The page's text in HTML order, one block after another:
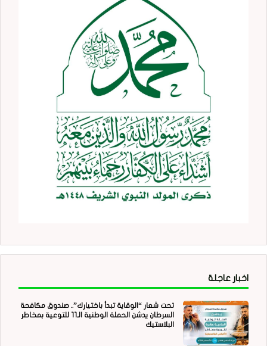
اخبار عاجلة
تحت شعار “الوقاية تبدأ باختيارك”.. صندوق مكافحة
السرطان يدشن الحملة الوطنية الـ11 للتوعية بمخاطر
البلاستيك